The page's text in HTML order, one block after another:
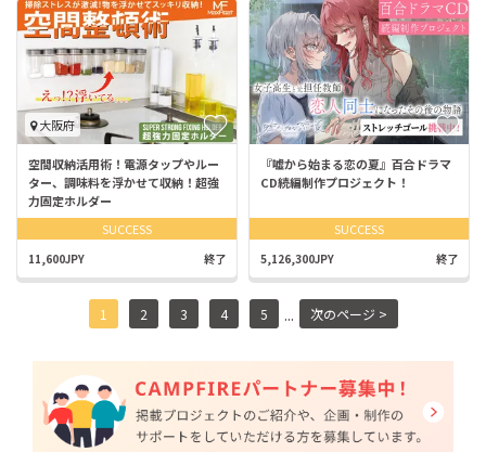
大阪府
空間収納活用術！電源タップやルー
ター、調味料を浮かせて収納！超強
力固定ホルダー
SUCCESS
11,600JPY 終了
『嘘から始まる恋の夏』百合ドラマ
CD続編制作プロジェクト！
SUCCESS
5,126,300JPY 終了
1 2 3 4 5 ... 次のページ >